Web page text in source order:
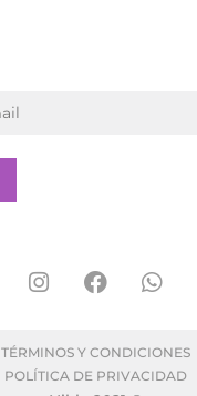
TÉRMINOS Y CONDICIONES
POLÍTICA DE PRIVACIDAD